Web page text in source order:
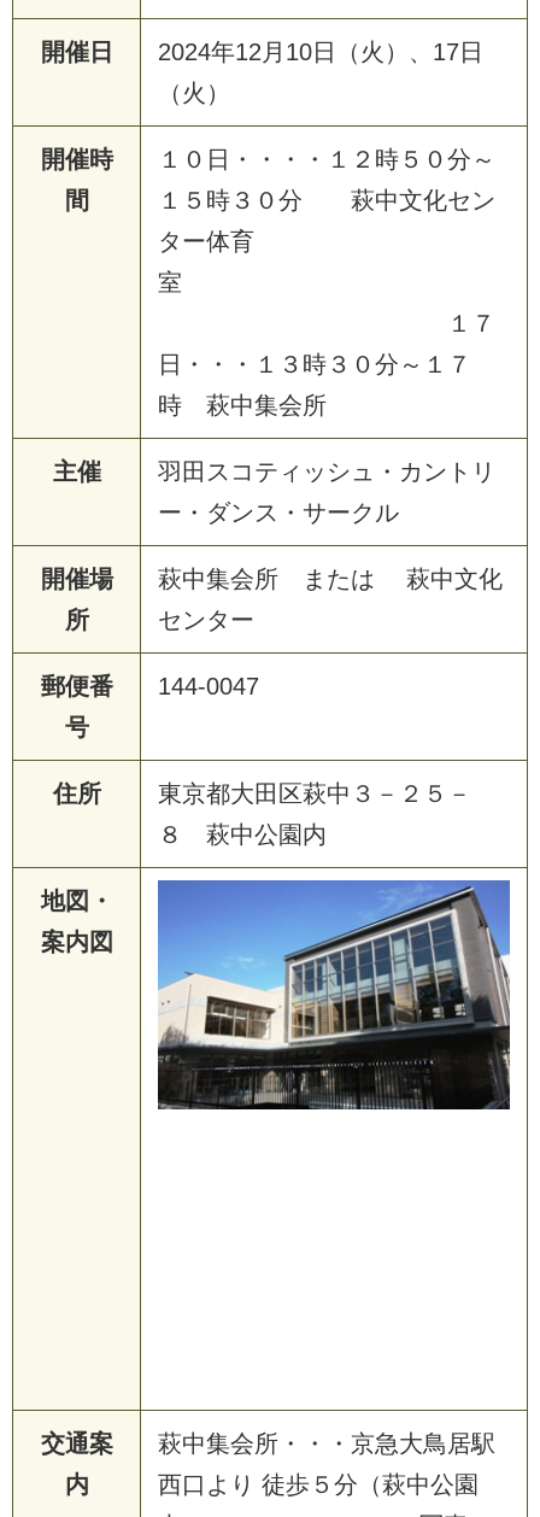
開催日
2024年12月10日（火）、17日
（火）
開催時
間
１０日・・・・１２時５０分～
１５時３０分 萩中文化セン
ター体育
室
１７
日・・・１３時３０分～１７
時 萩中集会所
主催
羽田スコティッシュ・カントリ
ー・ダンス・サークル
開催場
所
萩中集会所 または 萩中文化
センター
郵便番
号
144-0047
住所
東京都大田区萩中３－２５－
８ 萩中公園内
地図・
案内図
交通案
内
萩中集会所・・・京急大鳥居駅
西口より 徒歩５分（萩中公園